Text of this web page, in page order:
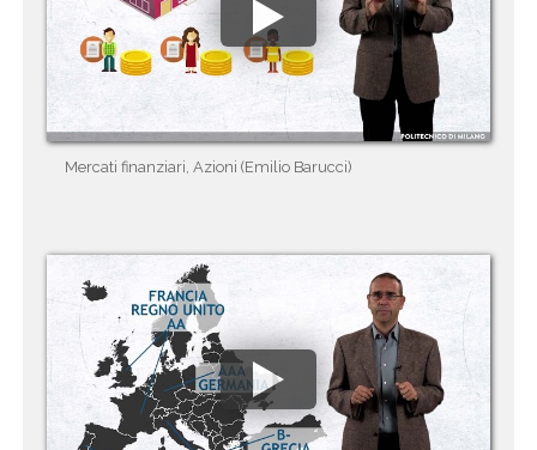
Mercati finanziari, Azioni (Emilio Barucci)